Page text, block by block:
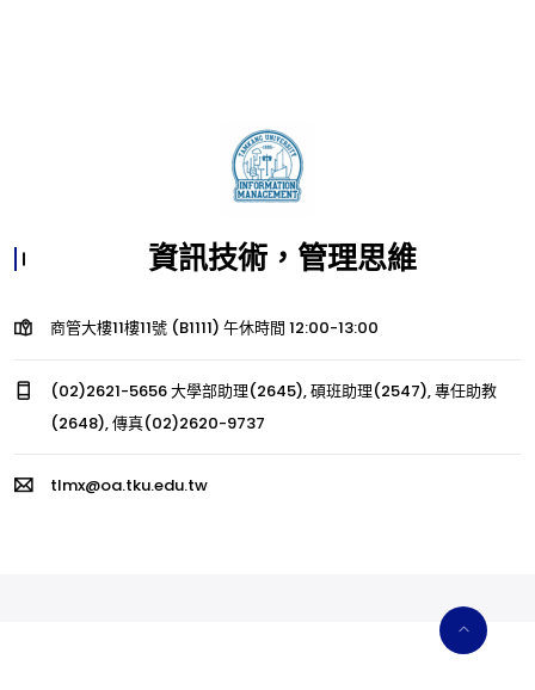
資訊技術，管理思維
商管大樓11樓11號 (B1111) 午休時間 12:00-13:00
(02)2621-5656 大學部助理(2645), 碩班助理(2547), 專任助教
(2648), 傳真(02)2620-9737
tlmx@oa.tku.edu.tw